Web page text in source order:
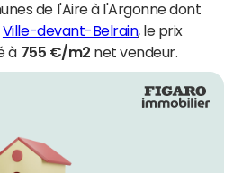
de l'Aire à l'Argonne dont
Ville-devant-Belrain, le prix
à 755 €/m2 net vendeur.